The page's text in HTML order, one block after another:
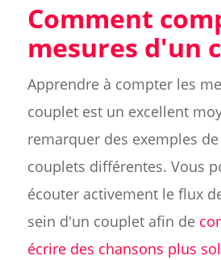
Comment
mesures d'un
Apprendre à compter les
couplet est un excellent
remarquer des exemples
couplets différentes. Vous
écouter activement le flux
sein d'un couplet afin de
écrire des chansons plus